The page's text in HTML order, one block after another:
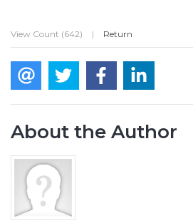
View Count (642) | Return
About the Author